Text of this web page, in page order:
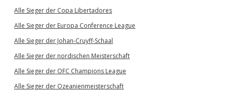
Alle Sieger der Copa Libertadores
Alle Sieger der Europa Conference League
Alle Sieger der Johan-Cruyff-Schaal
Alle Sieger der nordischen Meisterschaft
Alle Sieger der OFC Champions League
Alle Sieger der Ozeanienmeisterschaft